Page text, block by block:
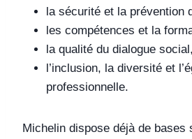
la sécurité et la prévention
les compétences et la
la qualité du dialogue social,
l’inclusion, la diversité et
professionnelle.
Michelin dispose déjà de bases